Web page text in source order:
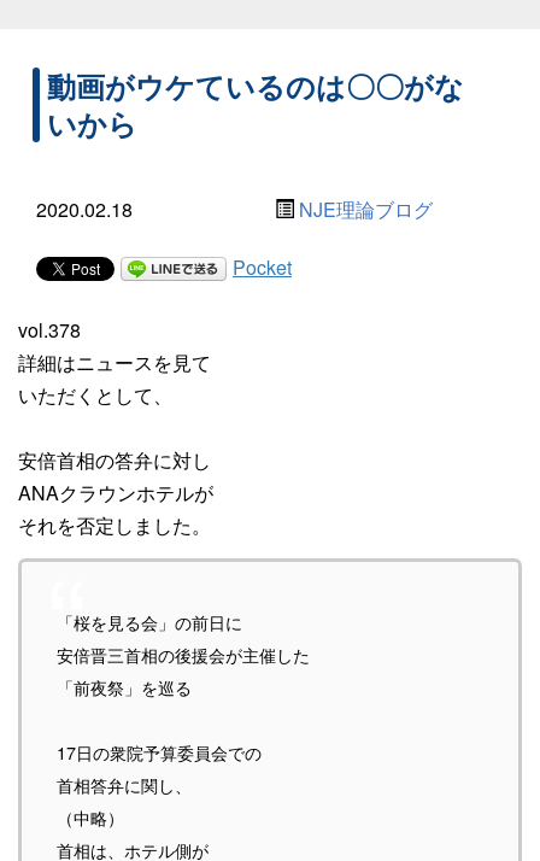
動画がウケているのは〇〇がな
いから
2020.02.18 NJE理論ブログ
Pocket
vol.378
詳細はニュースを見て
いただくとして、
安倍首相の答弁に対し
ANAクラウンホテルが
それを否定しました。
「桜を見る会」の前日に
安倍晋三首相の後援会が主催した
「前夜祭」を巡る
17日の衆院予算委員会での
首相答弁に関し、
（中略）
首相は、 ホテル側が